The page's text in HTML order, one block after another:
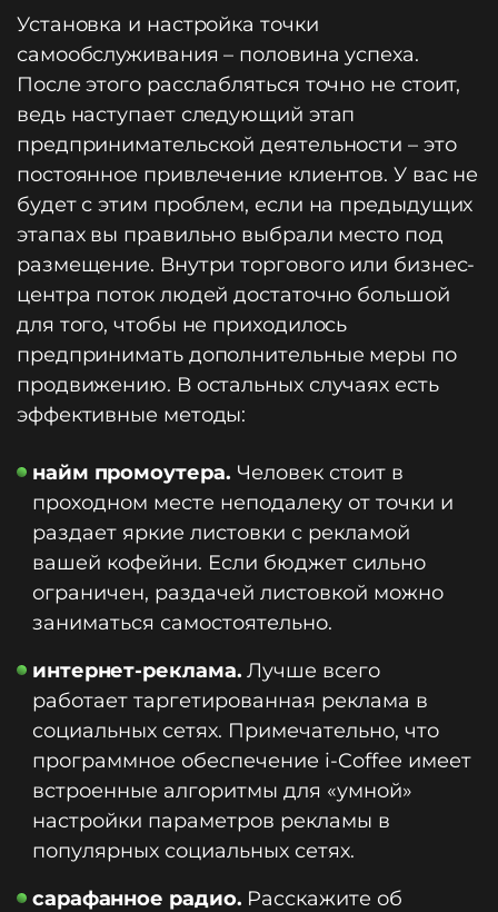
Установка и настройка точки
самообслуживания – половина успеха.
После этого расслабляться точно не стоит,
ведь наступает следующий этап
предпринимательской деятельности – это
постоянное привлечение клиентов. У вас не
будет с этим проблем, если на предыдущих
этапах вы правильно выбрали место под
размещение. Внутри торгового или бизнес-
центра поток людей достаточно большой
для того, чтобы не приходилось
предпринимать дополнительные меры по
продвижению. В остальных случаях есть
эффективные методы:
найм промоутера. Человек стоит в
проходном месте неподалеку от точки и
раздает яркие листовки с рекламой
вашей кофейни. Если бюджет сильно
ограничен, раздачей листовкой можно
заниматься самостоятельно.
интернет-реклама. Лучше всего
работает таргетированная реклама в
социальных сетях. Примечательно, что
программное обеспечение i-Coffee имеет
встроенные алгоритмы для «умной»
настройки параметров рекламы в
популярных социальных сетях.
сарафанное радио. Расскажите об